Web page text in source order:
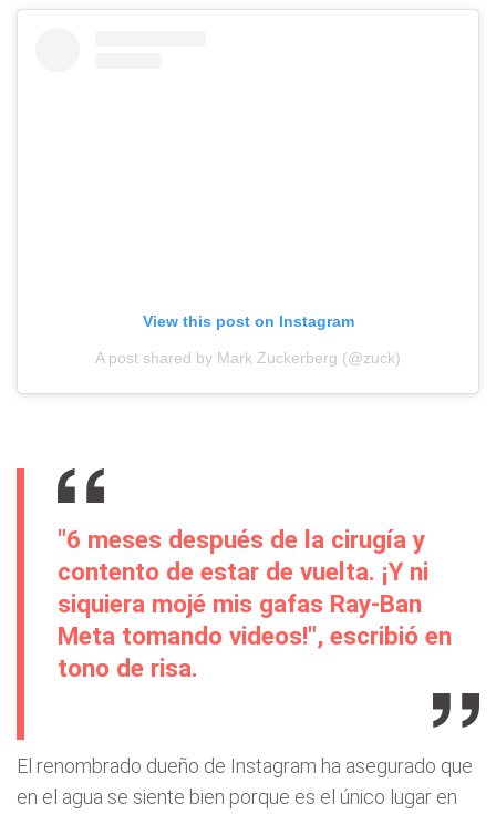
View this post on Instagram
A post shared by Mark Zuckerberg (@zuck)
"6 meses después de la cirugía y
contento de estar de vuelta. ¡Y ni
siquiera mojé mis gafas Ray-Ban
Meta tomando videos!", escribió en
tono de risa.
El renombrado dueño de Instagram ha asegurado que
en el agua se siente bien porque es el único lugar en